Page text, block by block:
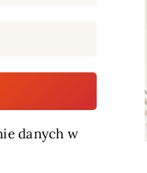
danych w